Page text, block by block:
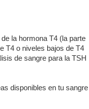
la hormona T4 (la parte
T4 o niveles bajos de T4
de sangre para la TSH
disponibles en tu sangre